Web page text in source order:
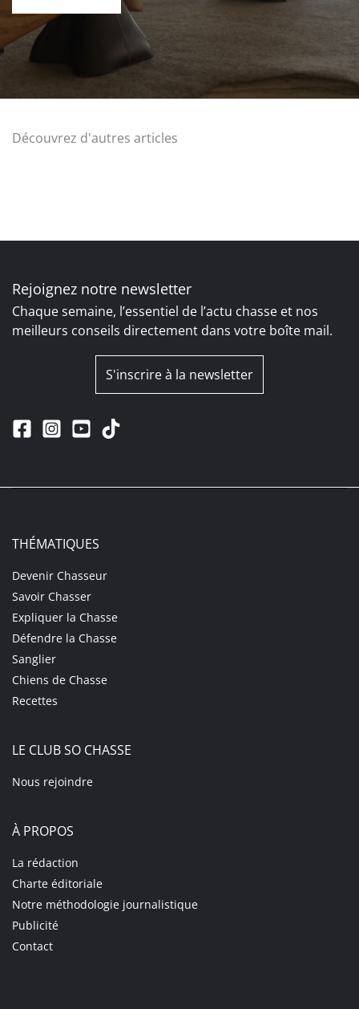
Découvrez d'autres articles
Rejoignez notre newsletter
Chaque semaine, l’essentiel de l’actu chasse et nos
meilleurs conseils directement dans votre boîte mail.
S'inscrire à la newsletter
THÉMATIQUES
Devenir Chasseur
Savoir Chasser
Expliquer la Chasse
Défendre la Chasse
Sanglier
Chiens de Chasse
Recettes
LE CLUB SO CHASSE
Nous rejoindre
À PROPOS
La rédaction
Charte éditoriale
Notre méthodologie journalistique
Publicité
Contact